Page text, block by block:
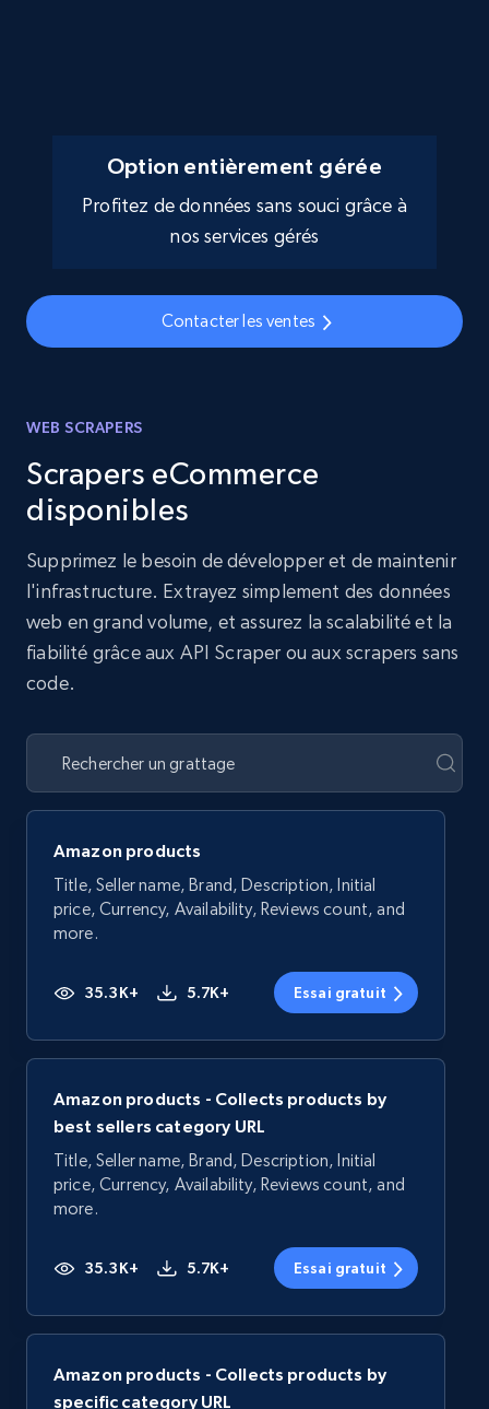
Option entièrement gérée
Profitez de données sans souci grâce à
nos services gérés
Contacter les ventes
WEB SCRAPERS
Scrapers eCommerce
disponibles
Supprimez le besoin de développer et de maintenir
l'infrastructure. Extrayez simplement des données
web en grand volume, et assurez la scalabilité et la
fiabilité grâce aux API Scraper ou aux scrapers sans
code.
Amazon products
Title, Seller name, Brand, Description, Initial
price, Currency, Availability, Reviews count, and
more.
35.3K+ 5.7K+ Essai gratuit
Amazon products - Collects products by
best sellers category URL
Title, Seller name, Brand, Description, Initial
price, Currency, Availability, Reviews count, and
more.
35.3K+ 5.7K+ Essai gratuit
Amazon products - Collects products by
specific category URL